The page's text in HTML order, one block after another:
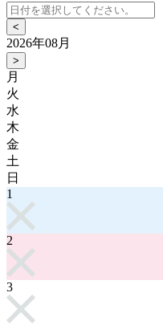
<
2026年08月
>
月
火
水
木
金
土
日
1
2
3